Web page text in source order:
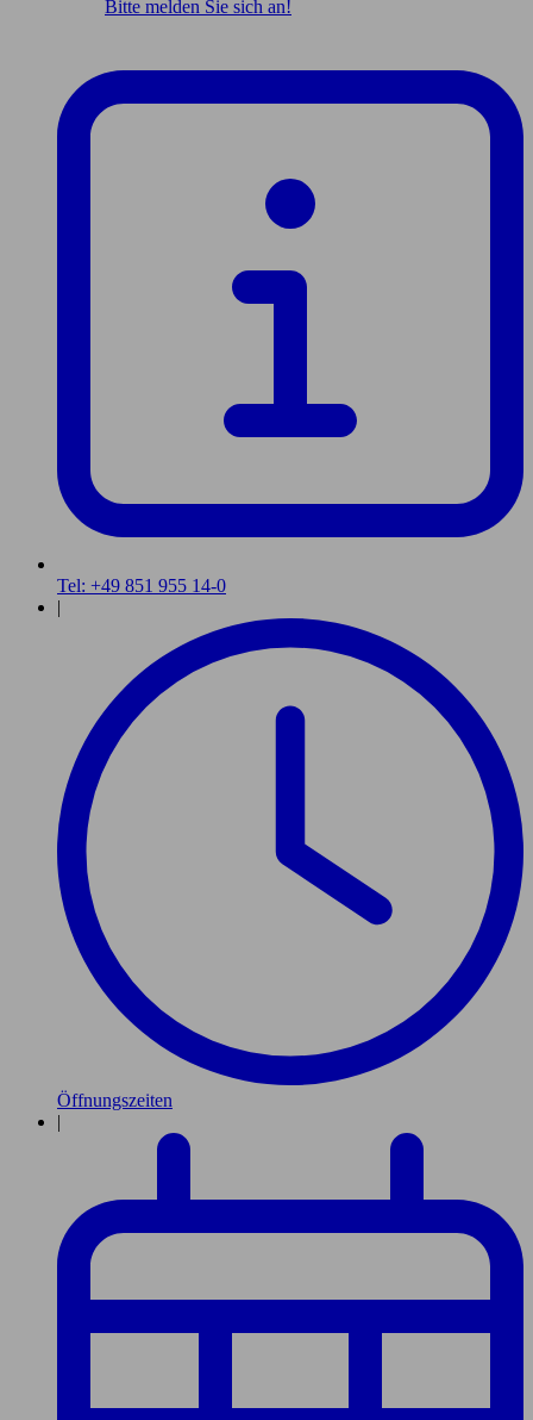
Bitte melden Sie sich an!
Tel: +49 851 955 14-0
|
Öffnungszeiten
|